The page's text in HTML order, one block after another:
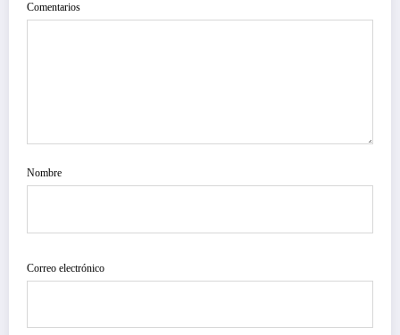
Comentarios
Nombre
Correo electrónico